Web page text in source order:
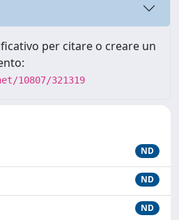
per citare o creare un
10807/321319
ND
ND
ND